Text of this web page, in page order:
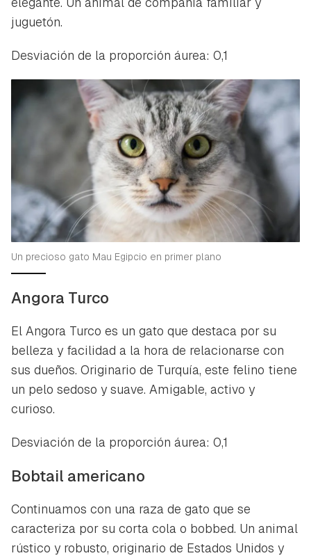
juguetón.
Desviación de la proporción áurea: 0,1
Un precioso gato Mau Egipcio en primer plano
Angora Turco
El Angora Turco es un gato que destaca por su
belleza y facilidad a la hora de relacionarse con
sus dueños. Originario de Turquía, este felino tiene
un pelo sedoso y suave. Amigable, activo y
curioso.
Desviación de la proporción áurea: 0,1
Bobtail americano
Continuamos con una raza de gato que se
caracteriza por su corta cola o bobbed. Un animal
rústico y robusto, originario de Estados Unidos y